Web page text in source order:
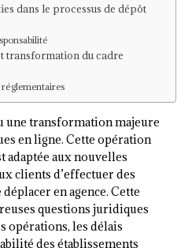
dans le processus de dépôt
transformation du cadre
une transformation majeure
en ligne. Cette opération
adaptée aux nouvelles
clients d’effectuer des
en agence. Cette
questions juridiques
opérations, les délais
des établissements